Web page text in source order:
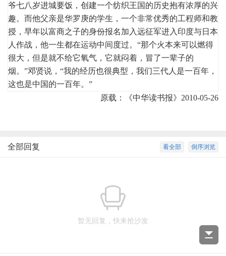
爷七八岁进城要饭，创建一个纺织王国的历史抱有浓厚的兴
趣。而他父亲是华罗庚的学生，一个非常优秀的工程师和教
授，早年以富商之子的身份报名加入远征军进入印度与日本
人作战，他一生都在运动中间度过。“那个火本来可以燃得
很大，但是就不给它氧气，它就闷着，冒了一辈子的
烟。”邓贤说，“我的经历也很典型，我们三代人是一百年，
这也是中国的一百年。”
原载：《中华读书报》2010-05-26
倒序浏览
看全部
全部回复
暂无回复，快来抢沙发